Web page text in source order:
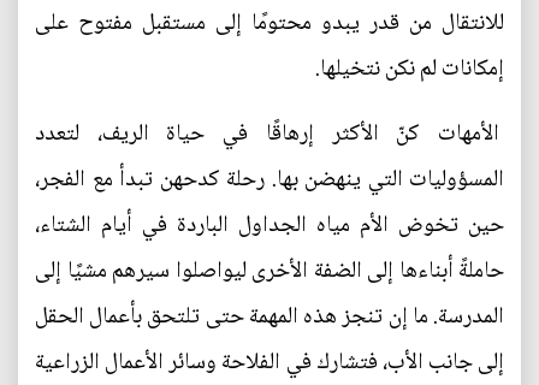
للانتقال من قدر يبدو محتومًا إلى مستقبل مفتوح على
إمكانات لم نكن نتخيلها.
الأمهات كنّ الأكثر إرهاقًا في حياة الريف، لتعدد
المسؤوليات التي ينهضن بها. رحلة كدحهن تبدأ مع الفجر،
حين تخوض الأم مياه الجداول الباردة في أيام الشتاء،
حاملةً أبناءها إلى الضفة الأخرى ليواصلوا سيرهم مشيًا إلى
المدرسة. ما إن تنجز هذه المهمة حتى تلتحق بأعمال الحقل
إلى جانب الأب، فتشارك في الفلاحة وسائر الأعمال الزراعية